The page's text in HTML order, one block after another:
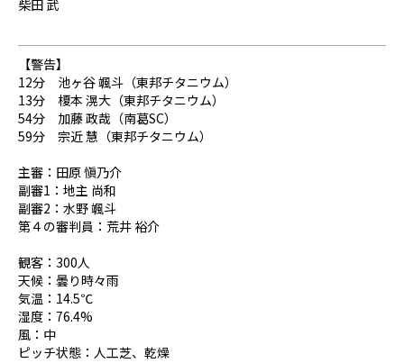
柴田 武
【警告】
12分 池ヶ谷 颯斗（東邦チタニウム）
13分 榎本 滉大（東邦チタニウム）
54分 加藤 政哉（南葛SC）
59分 宗近 慧（東邦チタニウム）
主審：田原 愼乃介
副審1：地主 尚和
副審2：水野 颯斗
第４の審判員：荒井 裕介
観客：300人
天候：曇り時々雨
気温：14.5℃
湿度：76.4%
風：中
ピッチ状態：人工芝、乾燥